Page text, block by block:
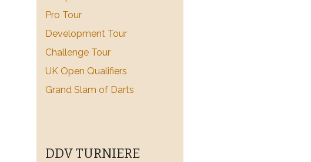
Pro Tour
Development Tour
Challenge Tour
UK Open Qualifiers
Grand Slam of Darts
DDV TURNIERE